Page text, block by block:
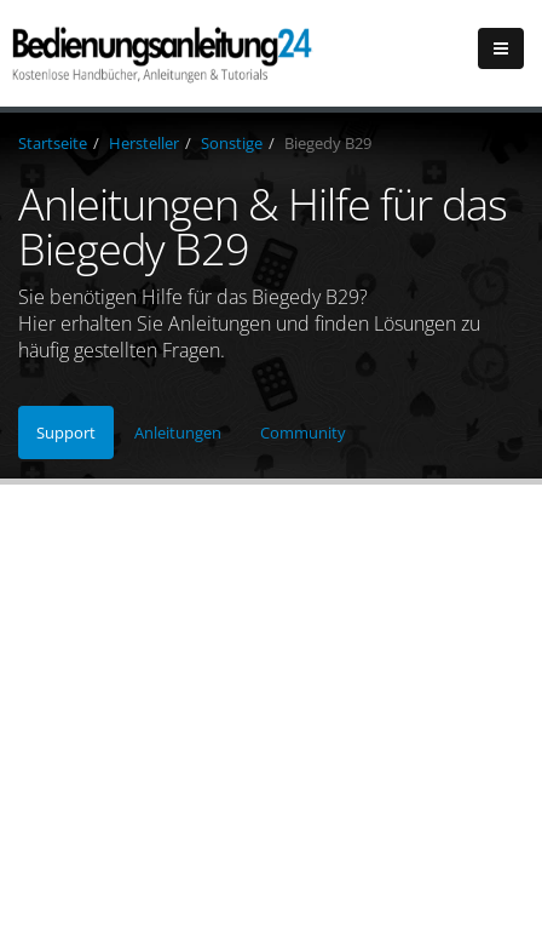
Startseite Hersteller Sonstige Biegedy B29
Anleitungen & Hilfe für das
Biegedy B29
Sie benötigen Hilfe für das Biegedy B29?
Hier erhalten Sie Anleitungen und finden Lösungen zu
häufig gestellten Fragen.
Support Anleitungen Community